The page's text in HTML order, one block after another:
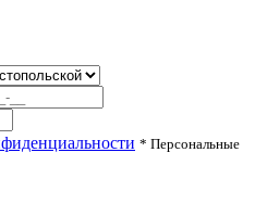
* Персональные